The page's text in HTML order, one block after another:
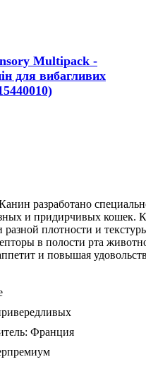
Multipack -
для вибагливих
разработано
и придирчивых кошек.
разной плотности и
в полости рта
и повышая
Франция